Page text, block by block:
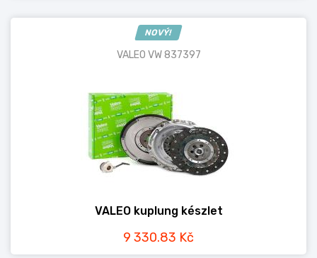
NOVÝ!
VALEO VW 837397
VALEO kuplung készlet
9 330.83 Kč